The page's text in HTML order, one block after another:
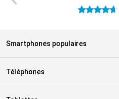
4.7 étoiles
Smartphones populaires
Téléphones